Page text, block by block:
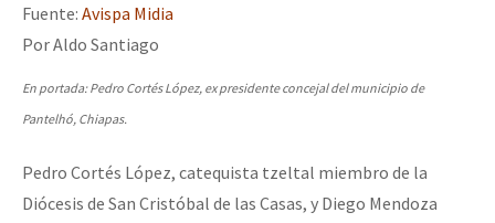
Fuente: Avispa Midia
Por Aldo Santiago
En portada: Pedro Cortés López, ex presidente concejal del municipio de
Pantelhó, Chiapas.
Pedro Cortés López, catequista tzeltal miembro de la
Diócesis de San Cristóbal de las Casas, y Diego Mendoza